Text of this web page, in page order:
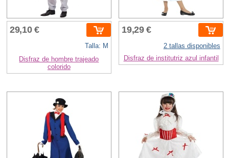
29,10 €
Talla: M
Disfraz de hombre trajeado
colorido
19,29 €
2 tallas disponibles
Disfraz de institutriz azul infantil